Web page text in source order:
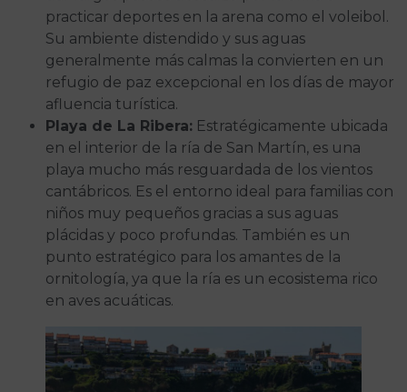
practicar deportes en la arena como el voleibol.
Su ambiente distendido y sus aguas
generalmente más calmas la convierten en un
refugio de paz excepcional en los días de mayor
afluencia turística.
Playa de La Ribera: Estratégicamente ubicada
en el interior de la ría de San Martín, es una
playa mucho más resguardada de los vientos
cantábricos. Es el entorno ideal para familias con
niños muy pequeños gracias a sus aguas
plácidas y poco profundas. También es un
punto estratégico para los amantes de la
ornitología, ya que la ría es un ecosistema rico
en aves acuáticas.